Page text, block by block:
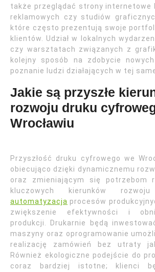
także przeglądać strony internetowe
reklamowych czy studiów
które często prezentują swoje
klientów. Udział w lokalnych
czy warsztatach związanych z
kolejny sposób na zdobycie
poznanie ludzi działających w tej
Jakie są przyszłe
rozwoju druku
Wrocławiu
Przyszłość druku cyfrowego we
obiecująco dzięki dynamicznemu
oraz zmieniającym się potrzebom
kluczowych kierunków
automatyzacja procesów
zwiększenie efektywności i
produkcji. Drukarnie będą
maszyny oraz oprogramowanie
realizację zamówień bez utraty
Również ekologiczne podejście do
coraz bardziej istotne; klienci